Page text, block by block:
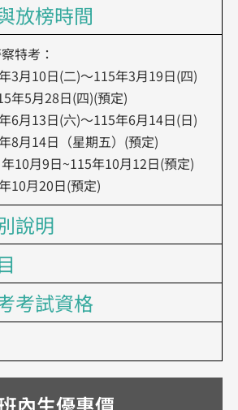
放榜時間
特考：
3月10日(二)～115年3月19日(四)
年5月28日(四)(預定)
6月13日(六)～115年6月14日(日)
8月14日（星期五）(預定)
10月9日~115年10月12日(預定)
10月20日(預定)
說明
考試資格